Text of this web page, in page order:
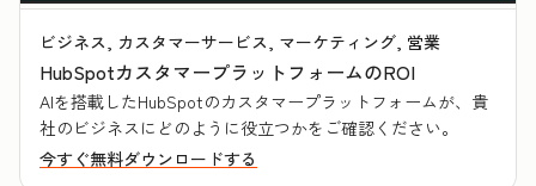
ビジネス, カスタマーサービス, マーケティング, 営業
HubSpotカスタマープラットフォームのROI
AIを搭載したHubSpotのカスタマープラットフォームが、貴
社のビジネスにどのように役立つかをご確認ください。
今すぐ無料ダウンロードする